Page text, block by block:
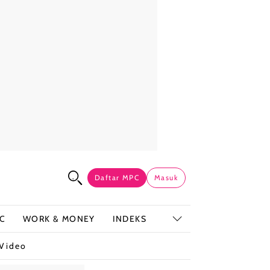
Daftar MPC Masuk
WORK & MONEY INDEKS